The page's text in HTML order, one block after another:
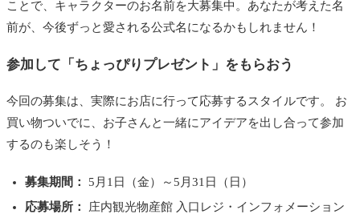
ことで、キャラクターのお名前を大募集中。あなたが考えた名
前が、今後ずっと愛される公式名になるかもしれません！
参加して「ちょっぴりプレゼント」をもらおう
今回の募集は、実際にお店に行って応募するスタイルです。 お
買い物ついでに、お子さんと一緒にアイデアを出し合って参加
するのも楽しそう！
募集期間：
5月1日（金）～5月31日（日）
応募場所：
庄内観光物産館 入口レジ・インフォメーション